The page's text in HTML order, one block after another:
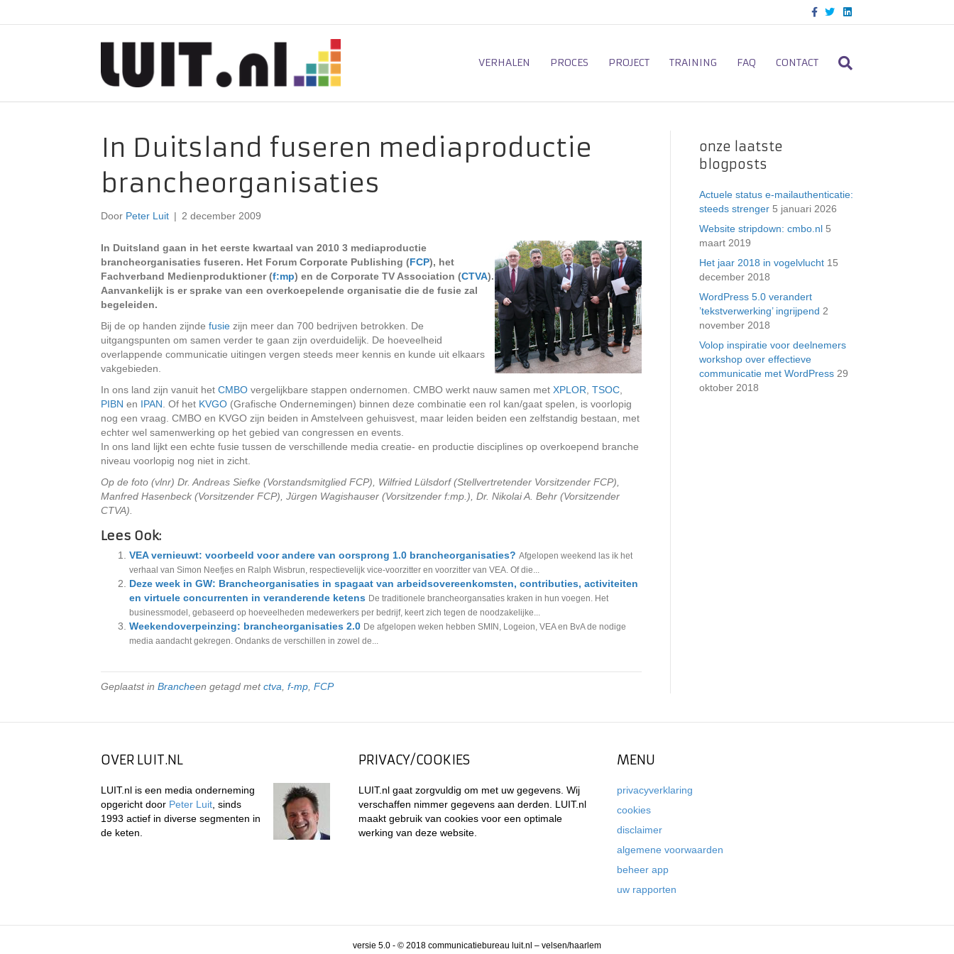
c
o
o
T
i
e
L
n
d
VERHALEN PROCES PROJECT TRAINING FAQ CONTACT
In Duitsland fuseren mediaproductie
brancheorganisaties
Door Peter Luit | 2 december 2009
In Duitsland gaan in het eerste kwartaal van 2010 3 mediaproductie
brancheorganisaties fuseren. Het Forum Corporate Publishing (FCP), het
Fachverband Medienproduktioner (f:mp) en de Corporate TV Association (CTVA).
Aanvankelijk is er sprake van een overkoepelende organisatie die de fusie zal
begeleiden.
Bij de op handen zijnde fusie zijn meer dan 700 bedrijven betrokken. De
uitgangspunten om samen verder te gaan zijn overduidelijk. De hoeveelheid
overlappende communicatie uitingen vergen steeds meer kennis en kunde uit elkaars
vakgebieden.
In ons land zijn vanuit het CMBO vergelijkbare stappen ondernomen. CMBO werkt nauw samen met XPLOR TSOC
PIBN en IPAN . Of het KVGO (Grafische Ondernemingen) binnen deze combinatie een rol kan/gaat spelen, is voorlopig
nog een vraag. CMBO en KVGO zijn beiden in Amstelveen gehuisvest, maar leiden beiden een zelfstandig bestaan, met
echter wel samenwerking op het gebied van congressen en events.
In ons land lijkt een echte fusie tussen de verschillende media creatie- en productie disciplines op overkoepend branche
niveau voorlopig nog niet in zicht.
Op de foto (vlnr) Dr. Andreas Siefke (Vorstandsmitglied FCP), Wilfried Lülsdorf (Stellvertretender Vorsitzender FCP),
Manfred Hasenbeck (Vorsitzender FCP), Jürgen Wagishauser (Vorsitzender f:mp.), Dr. Nikolai A. Behr (Vorsitzender
CTVA).
Lees Ook:
VEA vernieuwt: voorbeeld voor andere van oorsprong 1.0 brancheorganisaties? Afgelopen weekend las ik het
verhaal van Simon Neefjes en Ralph Wisbrun, respectievelijk vice-voorzitter en voorzitter van VEA. Of die...
Deze week in GW: Brancheorganisaties in spagaat van arbeidsovereenkomsten, contributies, activiteiten
en virtuele concurrenten in veranderende ketens De traditionele brancheorgansaties kraken in hun voegen. Het
businessmodel, gebaseerd op hoeveelheden medewerkers per bedrijf, keert zich tegen de noodzakelijke...
Weekendoverpeinzing: brancheorganisaties 2.0 De afgelopen weken hebben SMIN, Logeion, VEA en BvA de nodige
media aandacht gekregen. Ondanks de verschillen in zowel de...
Geplaatst in Brancheen getagd metctva f-mp FCP
onze laatste
blogposts
Actuele status e-mailauthenticatie:
steeds strenger 5 januari 2026
Website stripdown: cmbo.nl 5
maart 2019
Het jaar 2018 in vogelvlucht 15
december 2018
WordPress 5.0 verandert
’tekstverwerking’ ingrijpend 2
november 2018
Volop inspiratie voor deelnemers
workshop over effectieve
communicatie met WordPress 29
oktober 2018
OVER LUIT.NL
LUIT.nl is een media onderneming
opgericht door Peter Luit , sinds
1993 actief in diverse segmenten in
de keten.
PRIVACY/COOKIES
LUIT.nl gaat zorgvuldig om met uw gegevens. Wij
verschaffen nimmer gegevens aan derden. LUIT.nl
maakt gebruik van cookies voor een optimale
werking van deze website.
MENU
privacyverklaring
cookies
disclaimer
algemene voorwaarden
beheer app
uw rapporten
versie 5.0 - © 2018 communicatiebureau luit.nl – velsen/haarlem